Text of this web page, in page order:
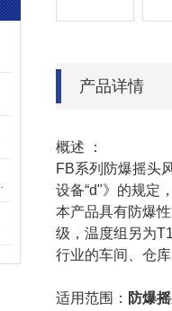
产品详情
概述 ：
FB系列防爆摇头
设备“d"》的规定
本产品具有防爆
级，温度组另为
行业的车间、仓
适用范围： 防爆